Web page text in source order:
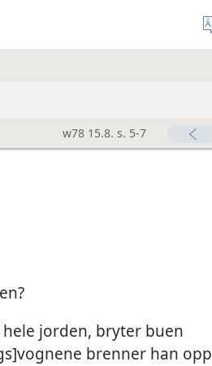
w78 15.8. s. 5-7
jorden, bryter buen
brenner han opp